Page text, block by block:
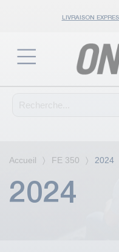
LIVRAISON
Accueil FE 350 2024
2024